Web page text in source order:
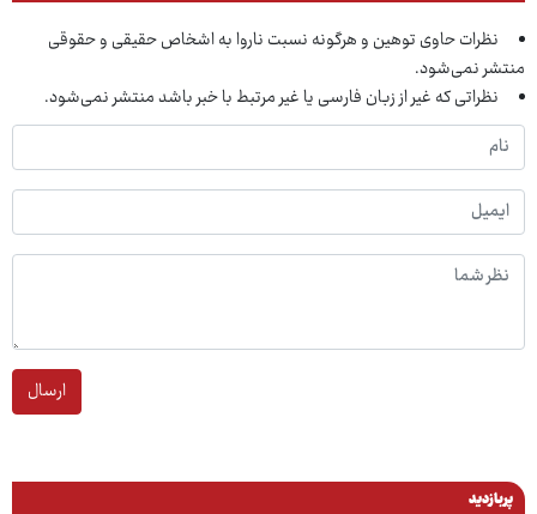
نظرات حاوی توهین و هرگونه نسبت ناروا به اشخاص حقیقی و حقوقی
منتشر نمی‌شود.
نظراتی که غیر از زبان فارسی یا غیر مرتبط با خبر باشد منتشر نمی‌شود.
ارسال
پربازدید